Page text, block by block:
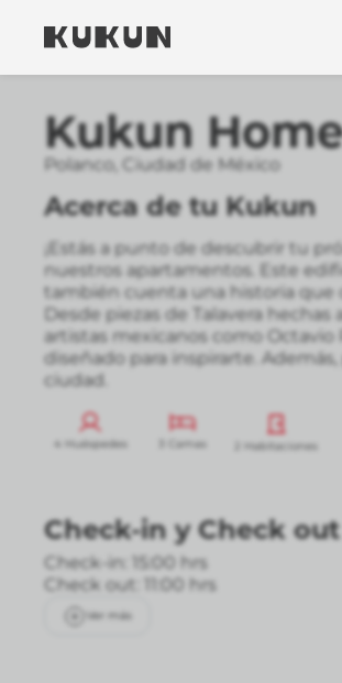
Kukun
Polanco, Ciudad de México
Acerca de tu Kukun
¡Estás a punto de descubrir tu
nuestros apartamentos. Este
también cuenta una historia que
Desde piezas de Talavera
artistas mexicanos como Octavio
diseñado para inspirarte.
ciudad.
4 Huéspedes 3 Camas 2 Habitaciones
Check-inyCheck out
Check-in: 15:00 hrs
Check out: 11:00 hrs
Ver más